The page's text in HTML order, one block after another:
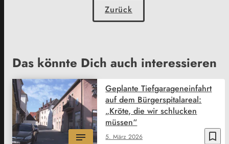
Zurück
Das könnte Dich auch interessieren
bookmark_border
5. März 2026
Geplante Tiefgarageneinfahrt
auf dem Bürgerspitalareal:
„Kröte, die wir schlucken
müssen“